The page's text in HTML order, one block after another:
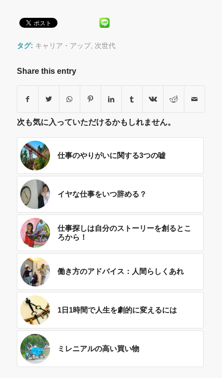
タグ: キャリア・アップ, 次世代
Share this entry
次も気に入っていただけるかもしれません。
仕事のやりがいに関する3つの嘘
イヤな仕事をいつ辞める？
仕事探しは自分のストーリーを創るとこ
ろから！
働き方のアドバイス：人間らしくあれ
1日1時間で人生を劇的に変えるには
ミレニアルの高い買い物